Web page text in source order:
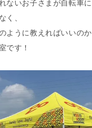
ないお子さまが自転車
く、
ように教えればいいの
です！